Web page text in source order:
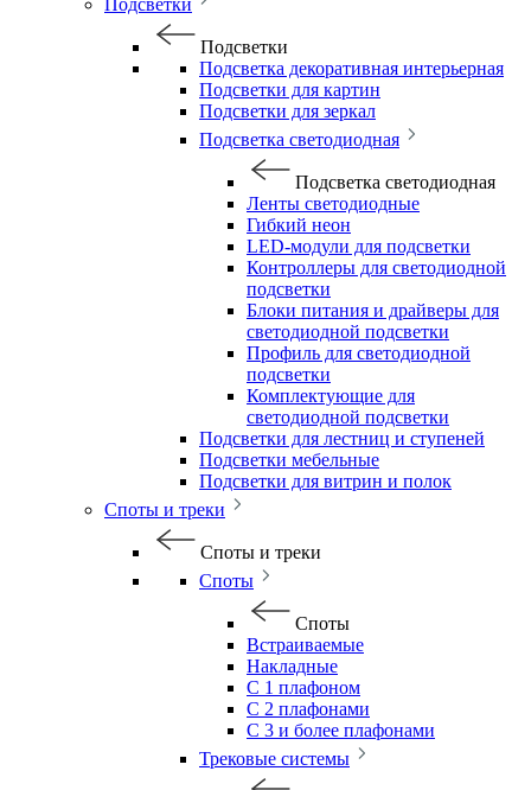
Подсветки
Подсветки
Подсветка декоративная интерьерная
Подсветки для картин
Подсветки для зеркал
Подсветка светодиодная
Подсветка светодиодная
Ленты светодиодные
Гибкий неон
LED-модули для подсветки
Контроллеры для светодиодной
подсветки
Блоки питания и драйверы для
светодиодной подсветки
Профиль для светодиодной
подсветки
Комплектующие для
светодиодной подсветки
Подсветки для лестниц и ступеней
Подсветки мебельные
Подсветки для витрин и полок
Споты и треки
Споты и треки
Споты
Споты
Встраиваемые
Накладные
С 1 плафоном
С 2 плафонами
С 3 и более плафонами
Трековые системы